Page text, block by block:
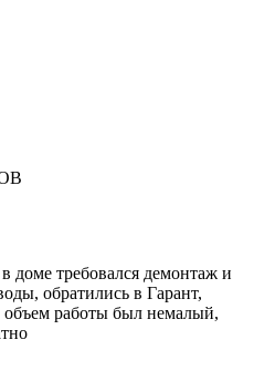
доме требовался демонтаж и
обратились в Гарант,
объем работы был немалый,